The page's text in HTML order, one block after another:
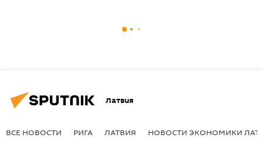
Латвия
ВСЕ НОВОСТИ РИГА ЛАТВИЯ НОВОСТИ ЭКОНОМИКИ